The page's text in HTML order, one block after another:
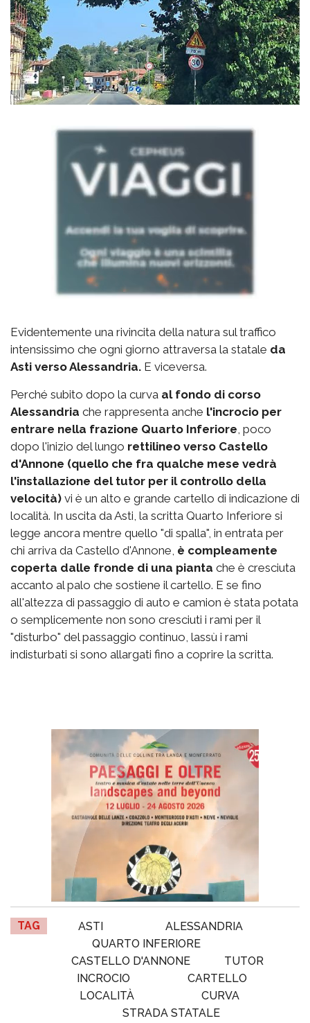
Evidentemente una rivincita della natura sul traffico
intensissimo che ogni giorno attraversa la statale da
Asti verso Alessandria. E viceversa.
Perché subito dopo la curva al fondo di corso
Alessandria che rappresenta anche l'incrocio per
entrare nella frazione Quarto Inferiore , poco
dopo l'inizio del lungo rettilineo verso Castello
d'Annone (quello che fra qualche mese vedrà
l'installazione del tutor per il controllo della
velocità) vi è un alto e grande cartello di indicazione di
località. In uscita da Asti, la scritta Quarto Inferiore si
legge ancora mentre quello "di spalla", in entrata per
chi arriva da Castello d'Annone, è compleamente
coperta dalle fronde di una pianta che è cresciuta
accanto al palo che sostiene il cartello. E se fino
all'altezza di passaggio di auto e camion è stata potata
o semplicemente non sono cresciuti i rami per il
"disturbo" del passaggio continuo, lassù i rami
indisturbati si sono allargati fino a coprire la scritta.
TAG ASTI
ALESSANDRIA
QUARTO INFERIORE
CASTELLO D'ANNONE
TUTOR
INCROCIO
CARTELLO
LOCALITÀ
CURVA
STRADA STATALE